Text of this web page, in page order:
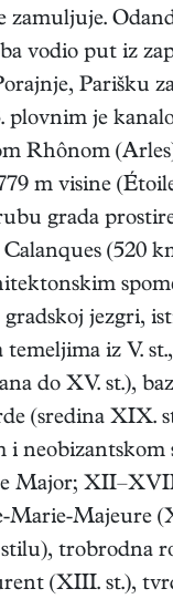
zamuljuje.
vodio put iz
Parišku
plovnim je
Rhônom
m visine
grada
(520
jezgri,
iz V.
do XV. st.),
(sredina XIX.
i neobizantskom
Major;
Marie-Majeure
trobrodna
(XIII. st.),